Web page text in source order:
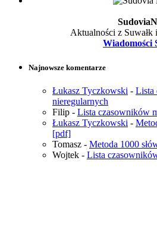
Aktualności z Suwałk
Wiadomości
Najnowsze komentarze
Łukasz Tyczkowski - Lista
nieregularnych
Filip - Lista czasowników
Łukasz Tyczkowski -
[pdf]
Tomasz - Metoda 1000
Wojtek - Lista